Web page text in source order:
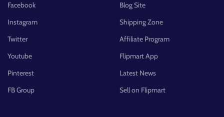
Facebook
Instagram
Twitter
Youtube
Pinterest
FB Group
Blog Site
Shipping Zone
Affiliate Program
Flipmart App
Latest News
Sell on Flipmart